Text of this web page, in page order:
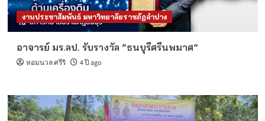
งานประชาสัมพันธ์ มหาวิทยาลัยราชภัฏลำปาง
อาจารย์ มร.ลป. รับรางวัล “ธนบุรีศรีนพมาศ”
หอมนวล ศรีริ 4 ปี ago